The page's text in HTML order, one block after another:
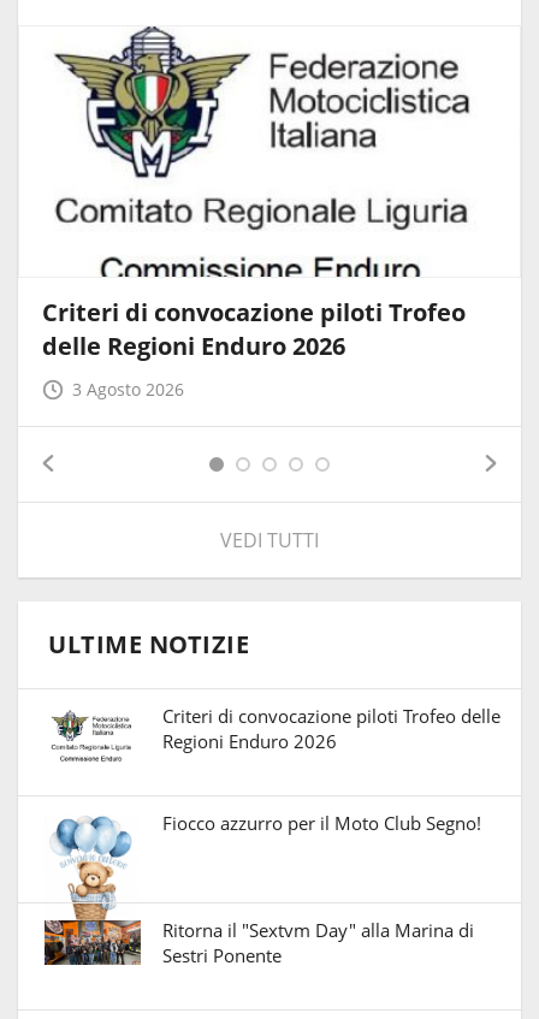
Criteri di convocazione piloti Trofeo
delle Regioni Enduro 2026
3 Agosto 2026
VEDI TUTTI
ULTIME NOTIZIE
Criteri di convocazione piloti Trofeo delle
Regioni Enduro 2026
Fiocco azzurro per il Moto Club Segno!
Ritorna il "Sextvm Day" alla Marina di
Sestri Ponente